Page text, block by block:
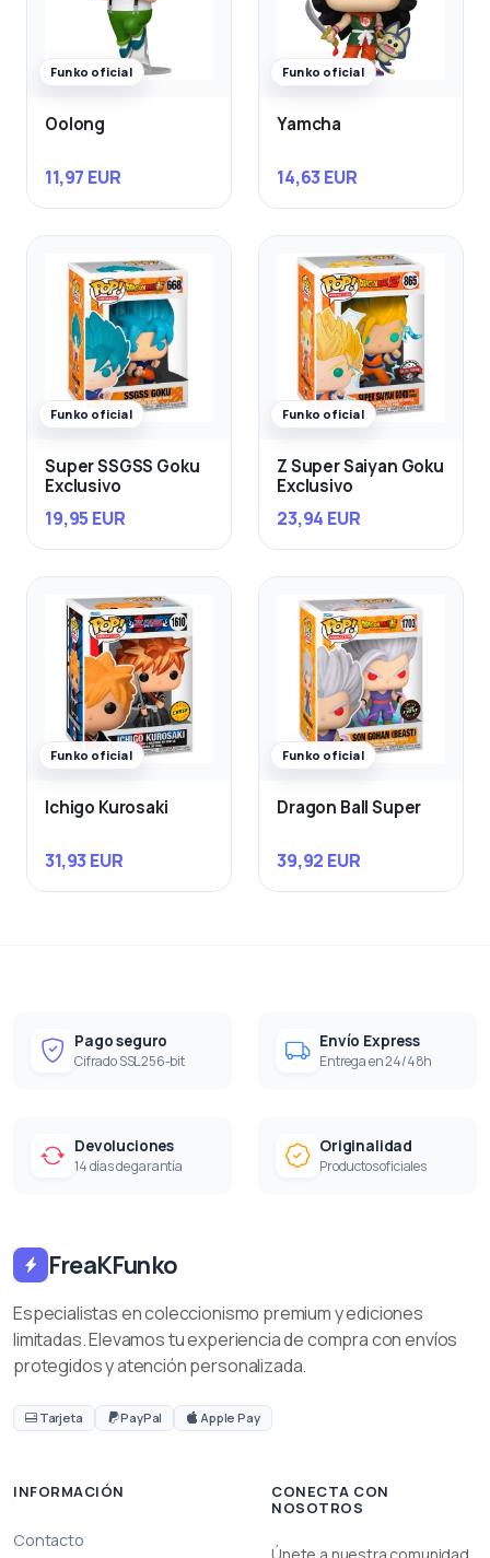
Funko oficial
Oolong
11,97 EUR
Funko oficial
Yamcha
14,63 EUR
Funko oficial
Super SSGSS Goku
Exclusivo
19,95 EUR
Funko oficial
Z Super Saiyan Goku
Exclusivo
23,94 EUR
Funko oficial
Ichigo Kurosaki
31,93 EUR
Funko oficial
Dragon Ball Super
39,92 EUR
Pago seguro
Cifrado SSL 256-bit
Envío Express
Entrega en 24/48h
Devoluciones
14 días de garantía
Originalidad
Productos oficiales
FreaKFunko
Especialistas en coleccionismo premium y ediciones
limitadas. Elevamos tu experiencia de compra con envíos
protegidos y atención personalizada.
Tarjeta PayPal Apple Pay
INFORMACIÓN
Contacto
CONECTA CON
NOSOTROS